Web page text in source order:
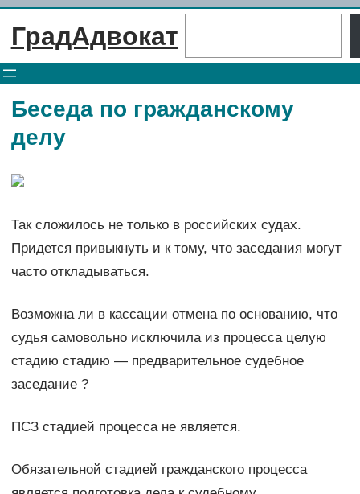
Перейти
ГрадАдвокат
Беседа по гражданскому
делу
Так сложилось не только в российских судах.
Придется привыкнуть и к тому, что заседания могут
часто откладываться.
Возможна ли в кассации отмена по основанию, что
судья самовольно исключила из процесса целую
стадию стадию — предварительное судебное
заседание ?
ПСЗ стадией процесса не является.
Обязательной стадией гражданского процесса